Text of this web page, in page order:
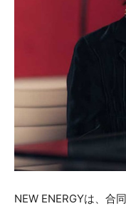
NEW ENERGYは、合